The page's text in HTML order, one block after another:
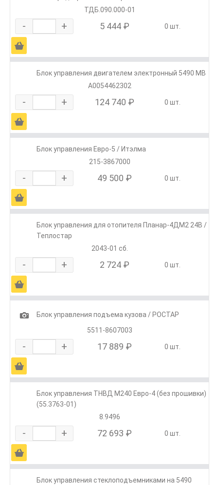
ТДБ.090.000-01
- + 5 444 ₽ 0 шт.
Ä
Блок управления двигателем электронный 5490 MB
А0054462302
- + 124 740 ₽ 0 шт.
Ä
Блок управления Евро-5 / Итэлма
215-3867000
- + 49 500 ₽ 0 шт.
Ä
Блок управления для отопителя Планар-4ДМ2 24В /
Теплостар
2043-01 сб.
- + 2 724 ₽ 0 шт.
Ä
1
Блок управления подъема кузова / РОСТАР
5511-8607003
- + 17 889 ₽ 0 шт.
Ä
Блок управления ТНВД М240 Евро-4 (без прошивки)
(55.3763-01)
8.9496
- + 72 693 ₽ 0 шт.
Ä
Блок управления стеклоподъемниками на 5490